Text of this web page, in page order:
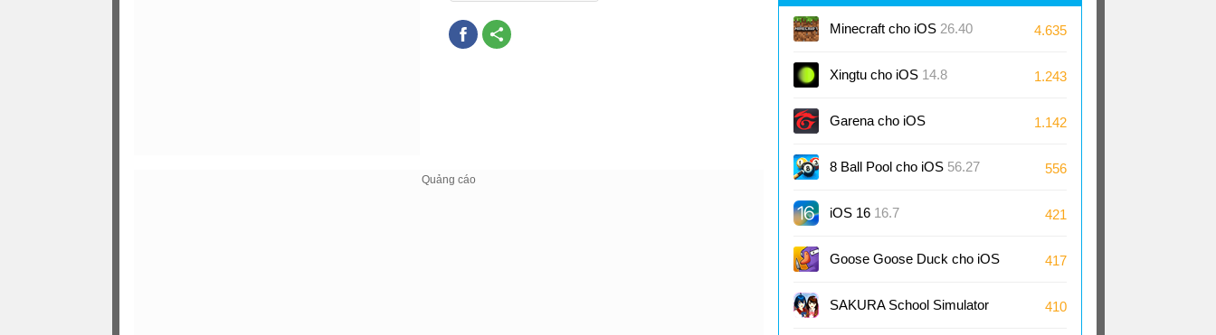
Minecraft cho iOS 26.40 4.635
Xingtu cho iOS 14.8 1.243
Garena cho iOS 1.142
8 Ball Pool cho iOS 56.27 556
iOS 16 16.7 421
Goose Goose Duck cho iOS
4.09
417
SAKURA School Simulator 410